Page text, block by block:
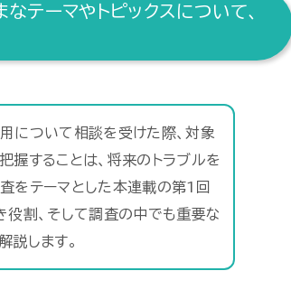
テーマやトピックスについて、
について相談を受けた際、対象
握することは、将来のトラブルを
をテーマとした本連載の第1回
割、そして調査の中でも重要な
説します。